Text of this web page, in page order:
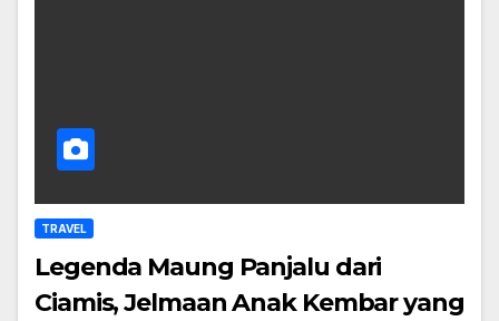
TRAVEL
Legenda Maung Panjalu dari
Ciamis, Jelmaan Anak Kembar yang